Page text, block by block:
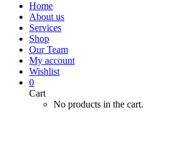
Home
About us
Services
Shop
Our Team
My account
Wishlist
0
Cart
No products in the cart.